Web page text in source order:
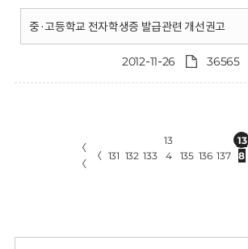
중·고등학교 전자학생증 발급관련 개선권고
2012-11-26 36565
〈
〈
〈 131 132 133
13
4
135 136 137
13
8